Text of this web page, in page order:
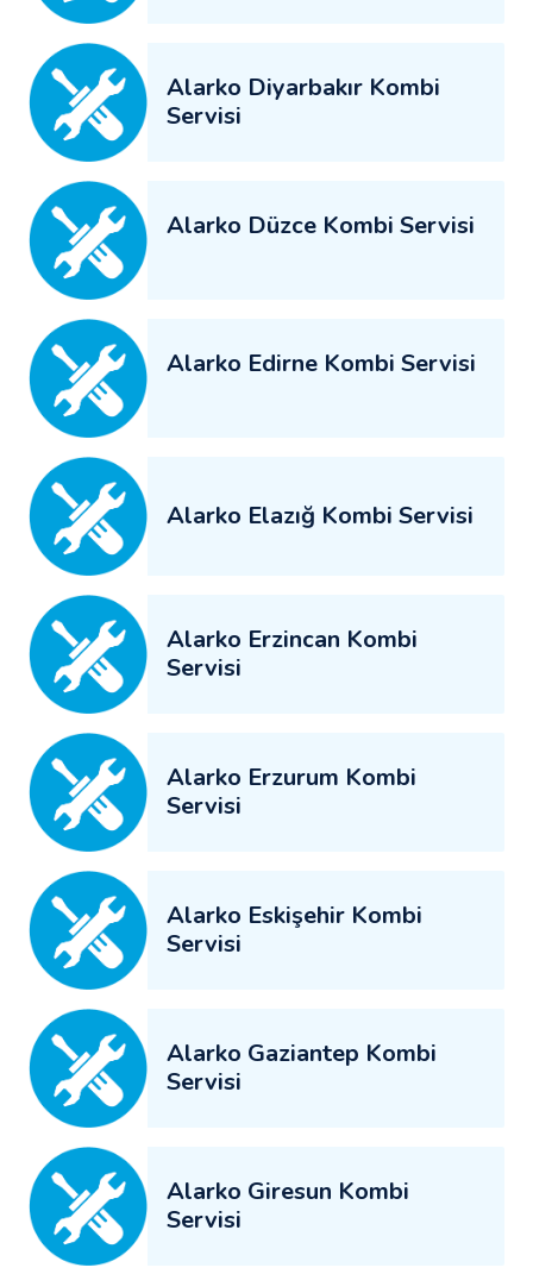
Alarko Diyarbakır Kombi
Servisi
Alarko Düzce Kombi Servisi
Alarko Edirne Kombi Servisi
Alarko Elazığ Kombi Servisi
Alarko Erzincan Kombi
Servisi
Alarko Erzurum Kombi
Servisi
Alarko Eskişehir Kombi
Servisi
Alarko Gaziantep Kombi
Servisi
Alarko Giresun Kombi
Servisi